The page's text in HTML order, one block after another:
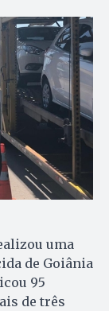
uma
de Goiânia
95
de três